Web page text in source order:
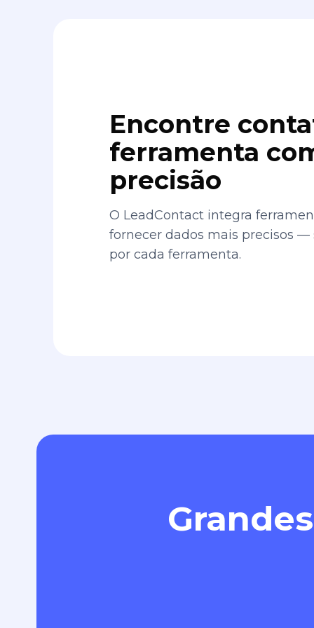
Encontre
ferramenta
precisão
O LeadContact integra
fornecer dados mais precisos
por cada ferramenta.